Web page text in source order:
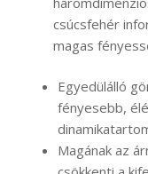
csúcsfehér
magas
Egyedülálló
fényesebb,
Magának az